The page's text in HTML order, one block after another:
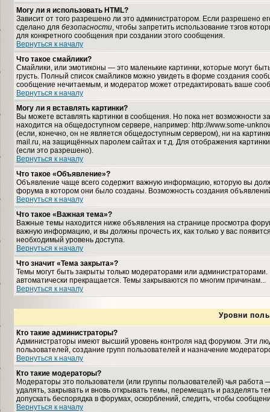
Могу ли я использовать HTML?
Зависит от того разрешено ли это администратором. Если разрешено
сделано для безопасности, чтобы запретить использование тэгов
для конкретного сообщения при создании этого сообщения.
Вернуться к началу
Что такое смайлики?
Смайлики, или эмотиконы — это маленькие картинки, которые могут
грусть. Полный список смайликов можно увидеть в форме создания
сообщение нечитаемым, и модератор может отредактировать ваше
Вернуться к началу
Могу ли я вставлять картинки?
Вы можете вставлять картинки в сообщения. Но пока нет возможности
находится на общедоступном сервере, например: http://www.some-
(если, конечно, он не является общедоступным сервером), ни на
mail.ru, на защищённых паролем сайтах и т.д. Для отображения
(если это разрешено).
Вернуться к началу
Что такое «Объявление»?
Объявление чаще всего содержит важную информацию, которую вы
форума в котором они было созданы. Возможность создания
Вернуться к началу
Что такое «Важная тема»?
Важные темы находится ниже объявления на странице просмотра
важную информацию, и вы должны прочесть их, как только у вас
необходимый уровень доступа.
Вернуться к началу
Что значит «Тема закрыта»?
Темы могут быть закрыты только модераторами или
автоматически прекращается. Темы закрываются по многим причинам...
Вернуться к началу
Уровни
Кто такие администраторы?
Администраторы имеют высший уровень контроля над форумом. Эти
пользователей, создание групп пользователей и назначение
Вернуться к началу
Кто такие модераторы?
Модераторы это пользователи (или группы пользователей) чья
удалять, закрывать и вновь открывать темы, перемещать и разделять
допускать беспорядка в форумах, оскорблений, следить, чтобы
Вернуться к началу